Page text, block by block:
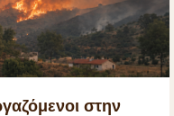
στην